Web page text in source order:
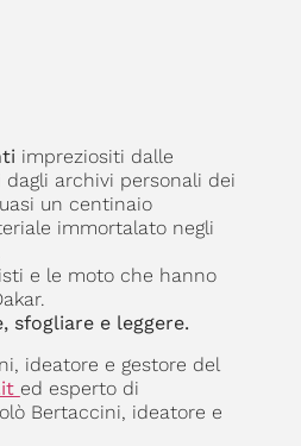
impreziositi dalle
archivi personali dei
un centinaio
immortalato negli
e le moto che hanno
sfogliare e leggere.
ideatore e gestore del
ed esperto di
Bertaccini, ideatore e